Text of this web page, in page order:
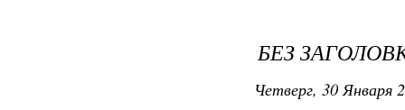
БЕЗ
Четверг, 30 Января